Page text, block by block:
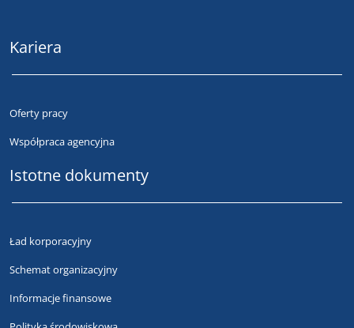
Kariera
Oferty pracy
Współpraca agencyjna
Istotne dokumenty
Ład korporacyjny
Schemat organizacyjny
Informacje finansowe